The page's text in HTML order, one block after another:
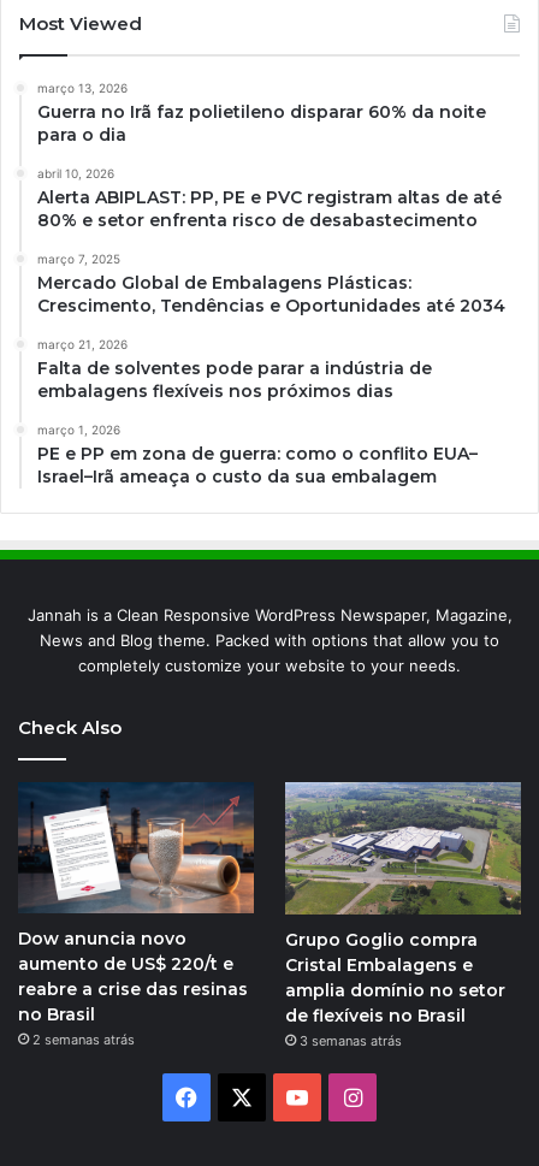
Most Viewed
março 13, 2026
Guerra no Irã faz polietileno disparar 60% da noite
para o dia
abril 10, 2026
Alerta ABIPLAST: PP, PE e PVC registram altas de até
80% e setor enfrenta risco de desabastecimento
março 7, 2025
Mercado Global de Embalagens Plásticas:
Crescimento, Tendências e Oportunidades até 2034
março 21, 2026
Falta de solventes pode parar a indústria de
embalagens flexíveis nos próximos dias
março 1, 2026
PE e PP em zona de guerra: como o conflito EUA–
Israel–Irã ameaça o custo da sua embalagem
Jannah is a Clean Responsive WordPress Newspaper, Magazine,
News and Blog theme. Packed with options that allow you to
completely customize your website to your needs.
Check Also
Dow anuncia novo
aumento de US$ 220/t e
reabre a crise das resinas
no Brasil
2 semanas atrás
Grupo Goglio compra
Cristal Embalagens e
amplia domínio no setor
de flexíveis no Brasil
3 semanas atrás
Facebook YouTubeInstagram